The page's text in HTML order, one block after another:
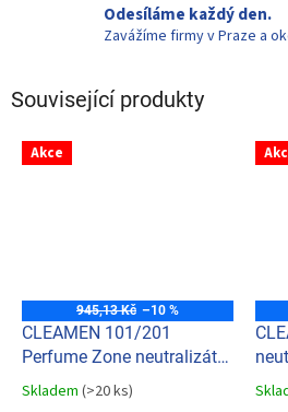
Odesíláme každý den.
Zavážíme firmy v Praze a
Související produkty
Akce
945,13 Kč –10 %
CLEAMEN 101/201
Perfume Zone neutralizátor
zápachu, osvěžovač Norte
Průměrné
Skladem (>20 ks)